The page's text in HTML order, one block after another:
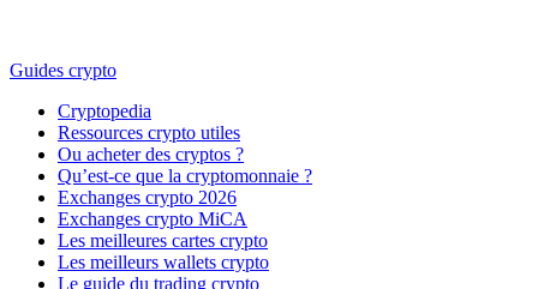
Guides crypto
Cryptopedia
Ressources crypto utiles
Ou acheter des cryptos ?
Qu’est-ce que la cryptomonnaie ?
Exchanges crypto 2026
Exchanges crypto MiCA
Les meilleures cartes crypto
Les meilleurs wallets crypto
Le guide du trading crypto